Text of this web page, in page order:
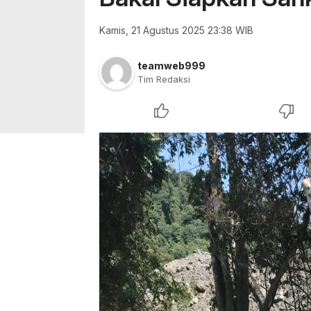
Kamis, 21 Agustus 2025 23:38 WIB
teamweb999
Tim Redaksi